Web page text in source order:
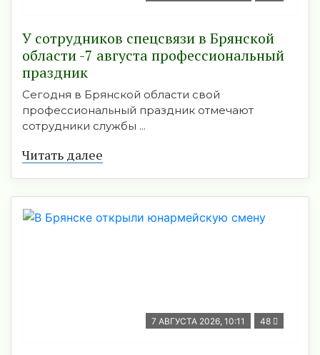
У сотрудников спецсвязи в Брянской
области -7 августа профессиональный
праздник
Сегодня в Брянской области свой
профессиональный праздник отмечают
сотрудники службы ...
Читать далее
7 АВГУСТА 2026, 10:11 48